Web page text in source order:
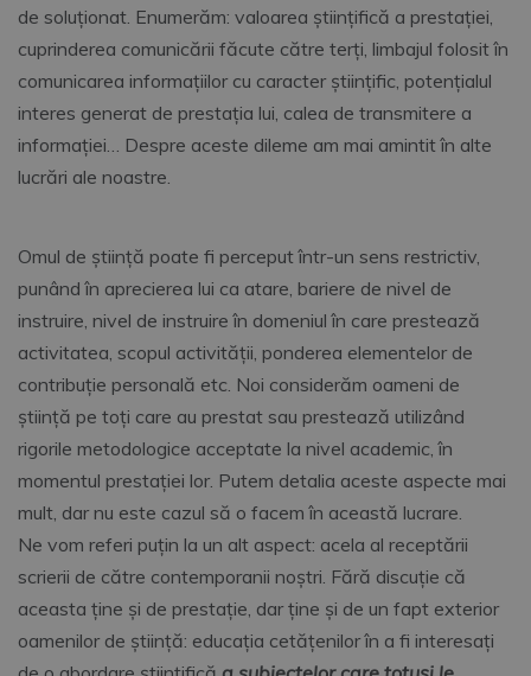
de soluționat. Enumerăm: valoarea științifică a prestației,
cuprinderea comunicării făcute către terți, limbajul folosit în
comunicarea informațiilor cu caracter științific, potențialul
interes generat de prestația lui, calea de transmitere a
informației… Despre aceste dileme am mai amintit în alte
lucrări ale noastre.
Omul de știință poate fi perceput într-un sens restrictiv,
punând în aprecierea lui ca atare, bariere de nivel de
instruire, nivel de instruire în domeniul în care prestează
activitatea, scopul activității, ponderea elementelor de
contribuție personală etc. Noi considerăm oameni de
știință pe toți care au prestat sau prestează utilizând
rigorile metodologice acceptate la nivel academic, în
momentul prestației lor. Putem detalia aceste aspecte mai
mult, dar nu este cazul să o facem în această lucrare.
Ne vom referi puțin la un alt aspect: acela al receptării
scrierii de către contemporanii noștri. Fără discuție că
aceasta ține și de prestație, dar ține și de un fapt exterior
oamenilor de știință: educația cetățenilor în a fi interesați